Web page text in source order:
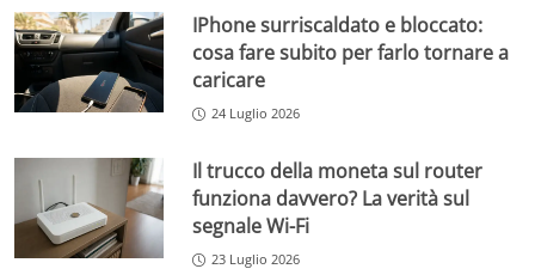
IPhone surriscaldato e bloccato:
cosa fare subito per farlo tornare a
caricare
24 Luglio 2026
Il trucco della moneta sul router
funziona davvero? La verità sul
segnale Wi-Fi
23 Luglio 2026